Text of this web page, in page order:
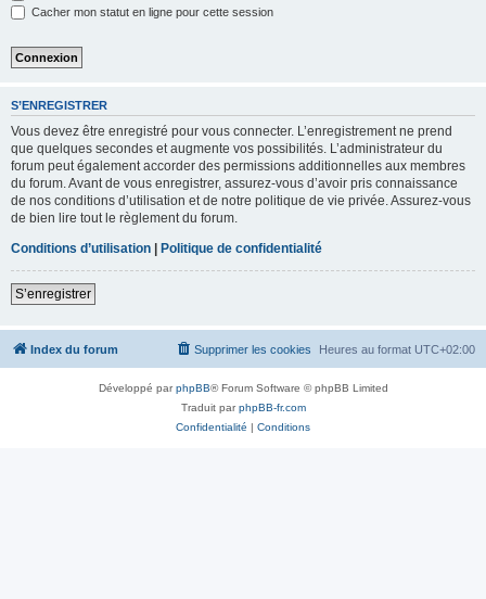
Cacher mon statut en ligne pour cette session
S’ENREGISTRER
Vous devez être enregistré pour vous connecter. L’enregistrement ne prend
que quelques secondes et augmente vos possibilités. L’administrateur du
forum peut également accorder des permissions additionnelles aux membres
du forum. Avant de vous enregistrer, assurez-vous d’avoir pris connaissance
de nos conditions d’utilisation et de notre politique de vie privée. Assurez-vous
de bien lire tout le règlement du forum.
Conditions d’utilisation | Politique de confidentialité
S’enregistrer
Index du forum Heures au format UTC+02:00
Supprimer les cookies
Développé parphpBB® Forum Software © phpBB Limited
Traduit parphpBB-fr.com
Confidentialité | Conditions